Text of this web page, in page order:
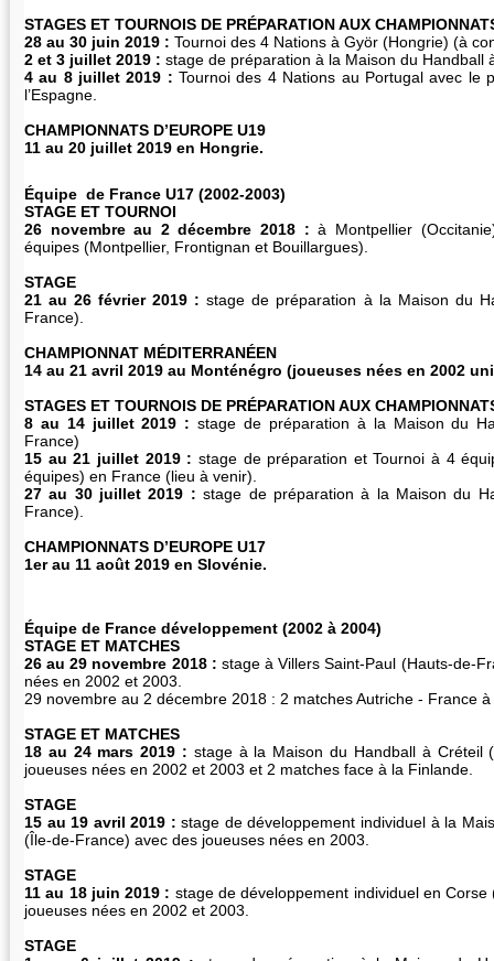
STAGES ET TOURNOIS DE PRÉPARATION AUX
28 au 30 juin 2019 : Tournoi des 4 Nations à Györ (Hongrie) (à
2 et 3 juillet 2019 : stage de préparation à la Maison du Handball
4 au 8 juillet 2019 : Tournoi des 4 Nations au Portugal avec le
l’Espagne.
CHAMPIONNATS D’EUROPE U19
11 au 20 juillet 2019 en Hongrie.
Équipe de France U17 (2002-2003)
STAGE ET TOURNOI
26 novembre au 2 décembre 2018 : à Montpellier
équipes (Montpellier, Frontignan et Bouillargues).
STAGE
21 au 26 février 2019 : stage de préparation à la Maison du
France).
CHAMPIONNAT MÉDITERRANÉEN
14 au 21 avril 2019 au Monténégro (joueuses nées en 2002
STAGES ET TOURNOIS DE PRÉPARATION AUX
8 au 14 juillet 2019 : stage de préparation à la Maison du
France)
15 au 21 juillet 2019 : stage de préparation et Tournoi à 4
équipes) en France (lieu à venir).
27 au 30 juillet 2019 : stage de préparation à la Maison du
France).
CHAMPIONNATS D’EUROPE U17
1er au 11 août 2019 en Slovénie.
Équipe de France développement (2002 à 2004)
STAGE ET MATCHES
26 au 29 novembre 2018 : stage à Villers Saint-Paul (Hauts-de-
nées en 2002 et 2003.
29 novembre au 2 décembre 2018 : 2 matches Autriche - France à
STAGE ET MATCHES
18 au 24 mars 2019 : stage à la Maison du Handball à Créteil
joueuses nées en 2002 et 2003 et 2 matches face à la Finlande.
STAGE
15 au 19 avril 2019 : stage de développement individuel à la
(Île-de-France) avec des joueuses nées en 2003.
STAGE
11 au 18 juin 2019 : stage de développement individuel en
joueuses nées en 2002 et 2003.
STAGE